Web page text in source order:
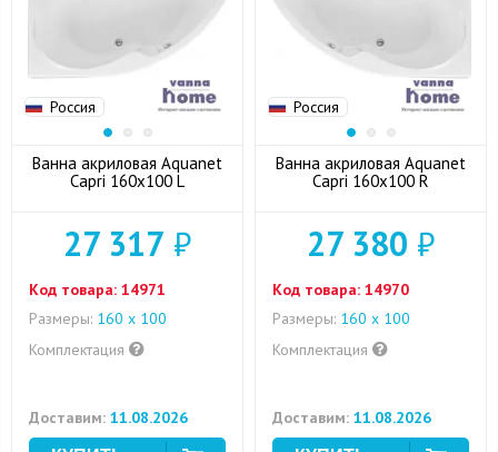
Россия
Ванна акриловая Aquanet
Capri 160x100 L
27 317 ₽
Код товара: 14971
Размеры: 160 x 100
Комплектация
Доставим: 11.08.2026
Россия
Ванна акриловая Aquanet
Capri 160x100 R
27 380 ₽
Код товара: 14970
Размеры: 160 x 100
Комплектация
Доставим: 11.08.2026